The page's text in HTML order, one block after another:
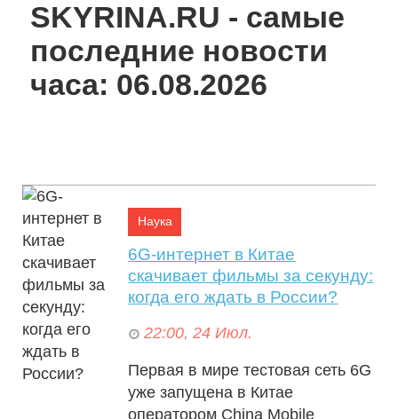
Аппаратная замена масла акпп
05:00, 25 Июл.
SKYRINA.RU - самые
последние новости
часа: 06.08.2026
Наука
6G-интернет в Китае
скачивает фильмы за секунду:
когда его ждать в России?
22:00, 24 Июл.
Первая в мире тестовая сеть 6G
уже запущена в Китае
оператором China Mobile